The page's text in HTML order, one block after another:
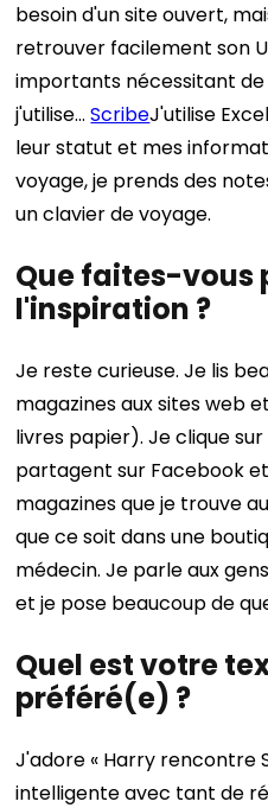
besoin d'un site ouvert,
retrouver facilement son
importants nécessitant
j'utilise…ScribeJ'utilise
leur statut et mes
voyage, je prends des
un clavier de voyage.
Que faites-vous
l'inspiration ?
Je reste curieuse. Je lis
magazines aux sites web
livres papier). Je clique
partagent sur Facebook et
magazines que je trouve
que ce soit dans une
médecin. Je parle aux
et je pose beaucoup de
Quel est votre
préféré(e) ?
J'adore « Harry rencontre
intelligente avec tant de